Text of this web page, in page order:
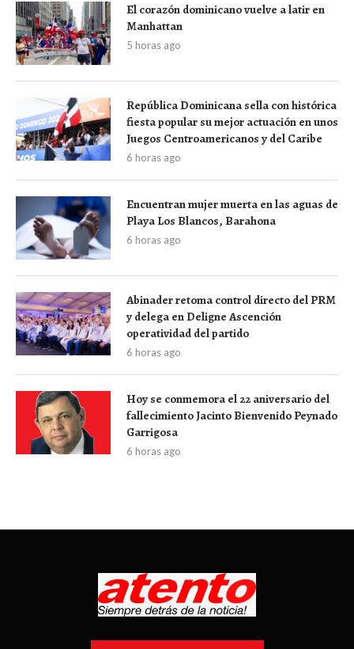
El corazón dominicano vuelve a latir en
Manhattan
5 horas ago
República Dominicana sella con histórica
fiesta popular su mejor actuación en unos
Juegos Centroamericanos y del Caribe
6 horas ago
Encuentran mujer muerta en las aguas de
Playa Los Blancos, Barahona
6 horas ago
Abinader retoma control directo del PRM
y delega en Deligne Ascención
operatividad del partido
6 horas ago
Hoy se conmemora el 22 aniversario del
fallecimiento Jacinto Bienvenido Peynado
Garrigosa
6 horas ago